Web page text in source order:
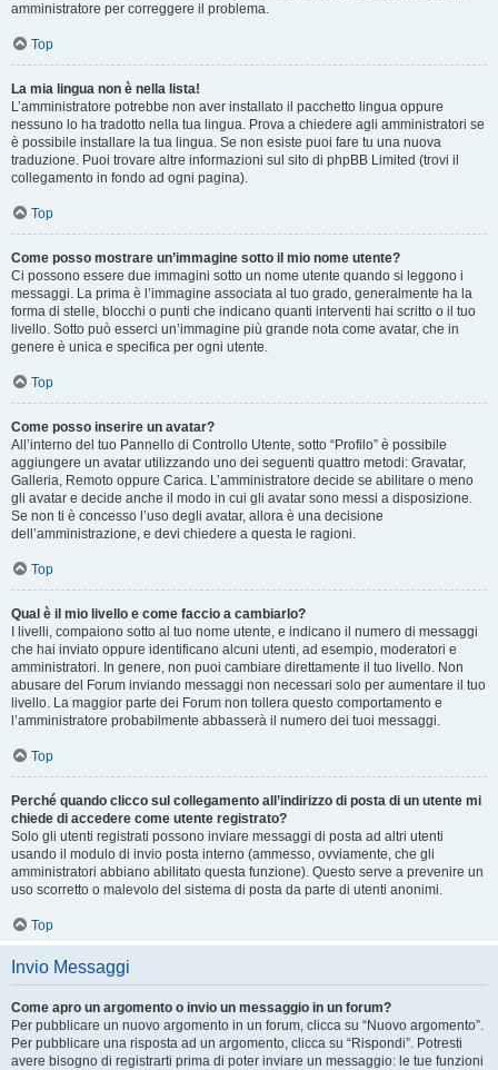
amministratore per correggere il problema.
Top
La mia lingua non è nella lista!
L’amministratore potrebbe non aver installato il pacchetto lingua oppure
nessuno lo ha tradotto nella tua lingua. Prova a chiedere agli amministratori se
è possibile installare la tua lingua. Se non esiste puoi fare tu una nuova
traduzione. Puoi trovare altre informazioni sul sito di phpBB Limited (trovi il
collegamento in fondo ad ogni pagina).
Top
Come posso mostrare un’immagine sotto il mio nome utente?
Ci possono essere due immagini sotto un nome utente quando si leggono i
messaggi. La prima è l’immagine associata al tuo grado, generalmente ha la
forma di stelle, blocchi o punti che indicano quanti interventi hai scritto o il tuo
livello. Sotto può esserci un’immagine più grande nota come avatar, che in
genere è unica e specifica per ogni utente.
Top
Come posso inserire un avatar?
All’interno del tuo Pannello di Controllo Utente, sotto “Profilo” è possibile
aggiungere un avatar utilizzando uno dei seguenti quattro metodi: Gravatar,
Galleria, Remoto oppure Carica. L’amministratore decide se abilitare o meno
gli avatar e decide anche il modo in cui gli avatar sono messi a disposizione.
Se non ti è concesso l’uso degli avatar, allora è una decisione
dell’amministrazione, e devi chiedere a questa le ragioni.
Top
Qual è il mio livello e come faccio a cambiarlo?
I livelli, compaiono sotto al tuo nome utente, e indicano il numero di messaggi
che hai inviato oppure identificano alcuni utenti, ad esempio, moderatori e
amministratori. In genere, non puoi cambiare direttamente il tuo livello. Non
abusare del Forum inviando messaggi non necessari solo per aumentare il tuo
livello. La maggior parte dei Forum non tollera questo comportamento e
l’amministratore probabilmente abbasserà il numero dei tuoi messaggi.
Top
Perché quando clicco sul collegamento all’indirizzo di posta di un utente mi
chiede di accedere come utente registrato?
Solo gli utenti registrati possono inviare messaggi di posta ad altri utenti
usando il modulo di invio posta interno (ammesso, ovviamente, che gli
amministratori abbiano abilitato questa funzione). Questo serve a prevenire un
uso scorretto o malevolo del sistema di posta da parte di utenti anonimi.
Top
Invio Messaggi
Come apro un argomento o invio un messaggio in un forum?
Per pubblicare un nuovo argomento in un forum, clicca su “Nuovo argomento”.
Per pubblicare una risposta ad un argomento, clicca su “Rispondi”. Potresti
avere bisogno di registrarti prima di poter inviare un messaggio: le tue funzioni